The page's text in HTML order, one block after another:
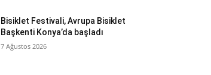
Bisiklet Festivali, Avrupa Bisiklet
Başkenti Konya’da başladı
7 Ağustos 2026